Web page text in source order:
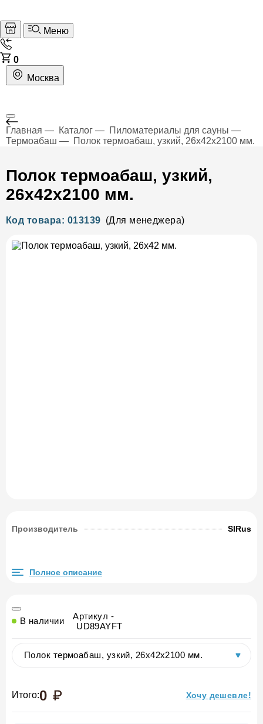
Меню
0
Москва
Главная Каталог
Пиломатериалы для сауны
Термоабаш
Полок термоабаш, узкий, 26х42х2100 мм.
Полок термоабаш, узкий,
26х42х2100 мм.
Код товара: 013139 (Для менеджера)
Производитель SlRus
Полное описание
В наличии
Артикул -
UD89AYFT
Итого:0 Хочу дешевле!